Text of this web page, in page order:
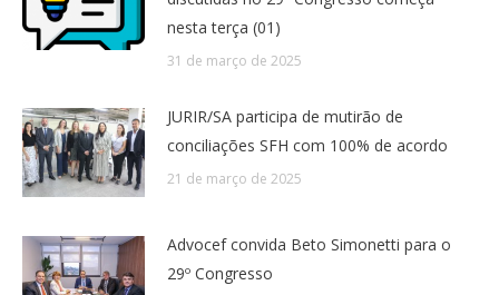
nesta terça (01)
31 de março de 2025
JURIR/SA participa de mutirão de
conciliações SFH com 100% de acordo
21 de março de 2025
Advocef convida Beto Simonetti para o
29º Congresso